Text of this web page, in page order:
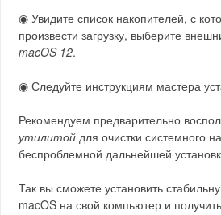
◉ Увидите список накопителей, с
произвести загрузку, выберите
macOS 12.
◉ Следуйте инструкциям мастера
Рекомендуем предварительно
утилитой для очистки системного
беспроблемной дальнейшей
Так вы сможете установить
macOS на свой компьютер и